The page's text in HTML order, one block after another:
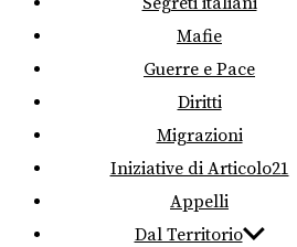
Mafie
Guerre e Pace
Diritti
Migrazioni
Iniziative di Articolo21
Appelli
Dal Territorio